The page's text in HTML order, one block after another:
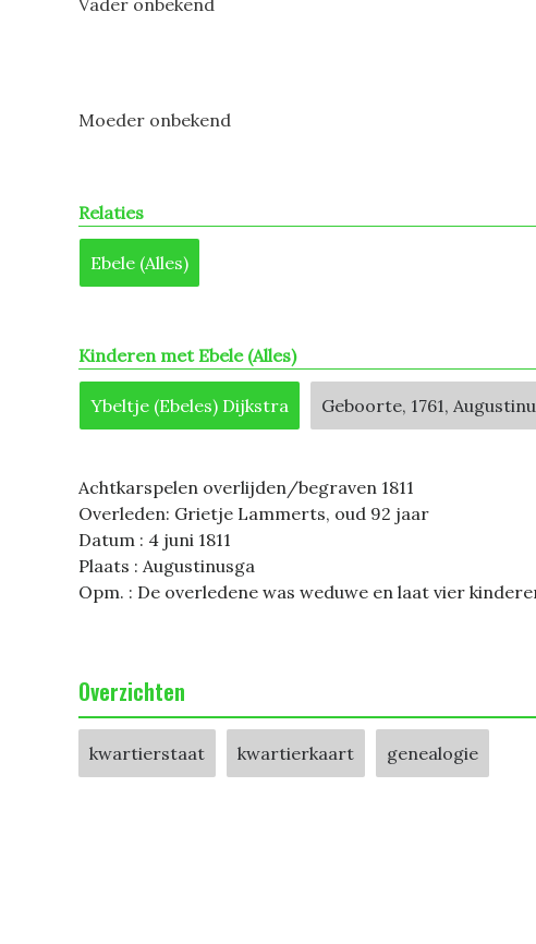
Vader onbekend
Moeder onbekend
Relaties
Ebele (Alles)
Kinderen met Ebele (Alles)
Ybeltje (Ebeles) Dijkstra Geboorte, 1761,
Achtkarspelen overlijden/begraven 1811
Overleden: Grietje Lammerts, oud 92 jaar
Datum : 4 juni 1811
Plaats : Augustinusga
Opm. : De overledene was weduwe en laat vier
Overzichten
kwartierstaat kwartierkaart genealogie